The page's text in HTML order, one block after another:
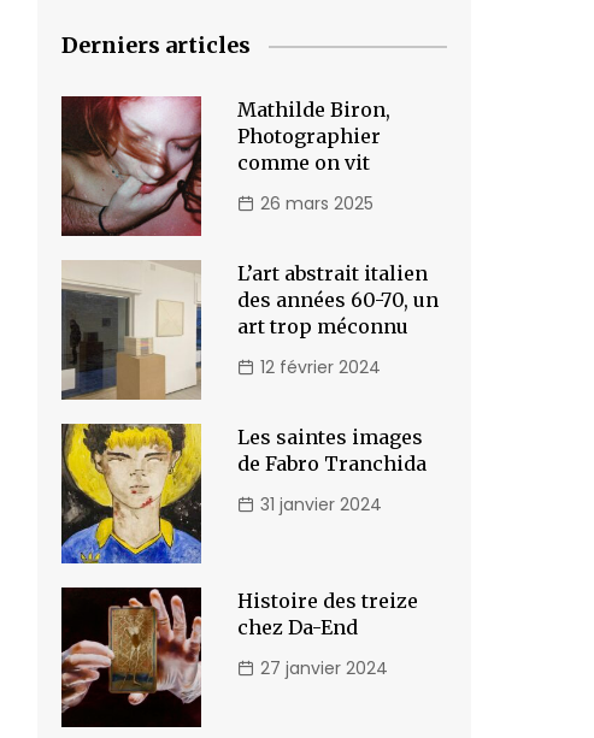
Derniers articles
Mathilde Biron,
Photographier
comme on vit
26 mars 2025
L’art abstrait italien
des années 60-70, un
art trop méconnu
12 février 2024
Les saintes images
de Fabro Tranchida
31 janvier 2024
Histoire des treize
chez Da-End
27 janvier 2024